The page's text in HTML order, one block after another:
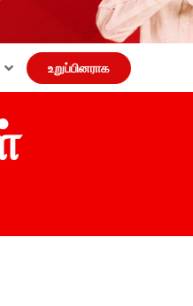
உறுப்பினராக